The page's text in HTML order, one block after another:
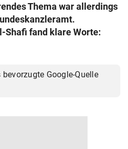
Thema war allerdings
Shafi fand klare Worte:
Google-Quelle